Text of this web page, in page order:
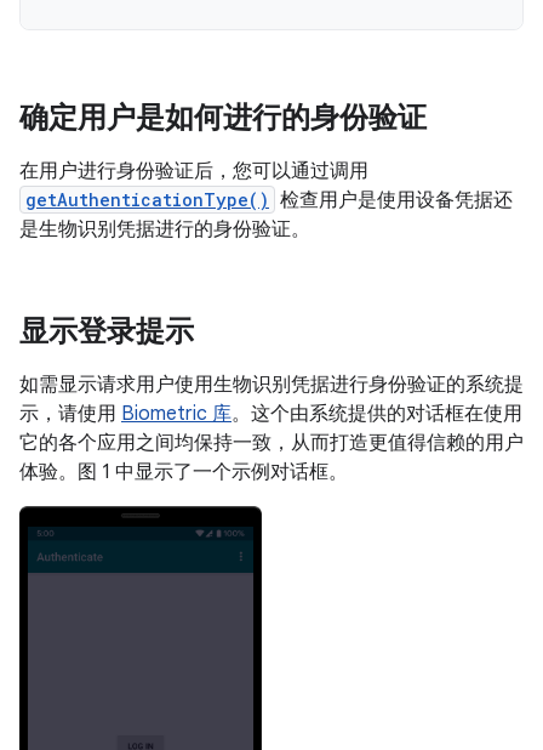
确定用户是如何进行的身份验证
在用户进行身份验证后，您可以通过调用
getAuthenticationType() 检查用户是使用设备凭据还
是生物识别凭据进行的身份验证。
显示登录提示
如需显示请求用户使用生物识别凭据进行身份验证的系统提
示，请使用 Biometric 库。这个由系统提供的对话框在使用
它的各个应用之间均保持一致，从而打造更值得信赖的用户
体验。图 1 中显示了一个示例对话框。